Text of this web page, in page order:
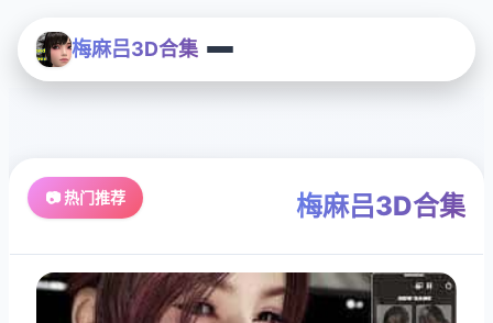
梅麻吕3D合集
📷 热门推荐 梅麻吕3D合集